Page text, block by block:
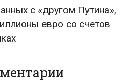
с «другом Путина»,
евро со счетов